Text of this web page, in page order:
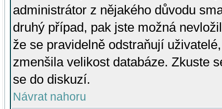
administrátor z nějakého důvodu
druhý případ, pak jste možná
že se pravidelně odstraňují
zmenšila velikost databáze. Zkuste
se do diskuzí.
Návrat nahoru